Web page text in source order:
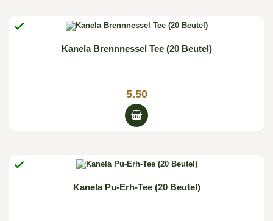

Kanela Brennnessel Tee (20 Beutel)
5.50

Kanela Pu-Erh-Tee (20 Beutel)